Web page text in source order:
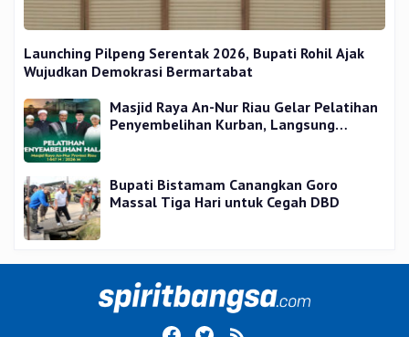
Launching Pilpeng Serentak 2026, Bupati Rohil Ajak
Wujudkan Demokrasi Bermartabat
Masjid Raya An-Nur Riau Gelar Pelatihan
Penyembelihan Kurban, Langsung
Bupati Bistamam Canangkan Goro
Massal Tiga Hari untuk Cegah DBD